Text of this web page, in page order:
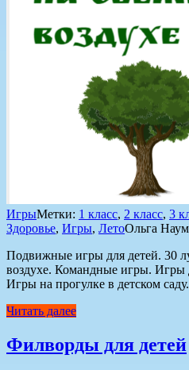
ИгрыМетки: 1 класс, 2 класс, 3
Здоровье, Игры, ЛетоОльга
Подвижные игры для детей. 30
воздухе. Командные игры. Игры
Игры на прогулке в детском саду.
Читать далее
Филворды для детей